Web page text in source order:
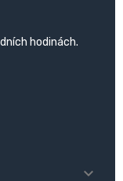
hodinách.
